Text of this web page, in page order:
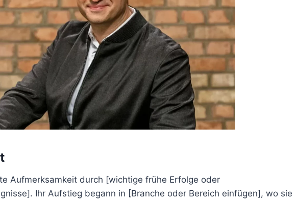
Aufmerksamkeit durch [wichtige frühe Erfolge oder
Ihr Aufstieg begann in [Branche oder Bereich einfügen], wo sie